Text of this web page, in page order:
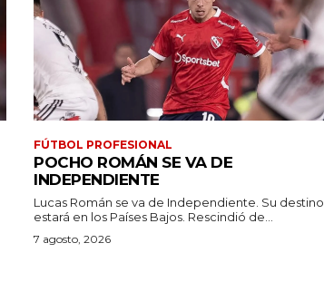
FÚTBOL PROFESIONAL
POCHO ROMÁN SE VA DE
INDEPENDIENTE
Lucas Román se va de Independiente. Su destino
estará en los Países Bajos. Rescindió de...
7 agosto, 2026